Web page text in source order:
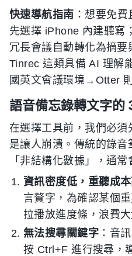
快速導航指南 ：想要免
先選擇 iPhone 內建聽寫
冗長會議自動轉化為摘
Tinrec 這類具備 AI 理解
國英文會議環境→Otter
語音備忘錄轉文字的
在選擇工具前，我們必
是讓人崩潰。傳統的錄
「非結構化數據」，通常
資訊密度低，重聽成
言贅字，為確認某個
拉播放進度條，浪費大
無法搜尋關鍵字 ：音
按 Ctrl+F 進行搜尋，